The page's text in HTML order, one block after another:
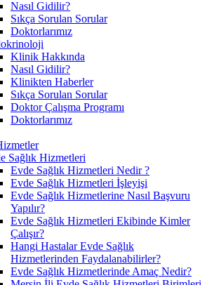
Nasıl Gidilir?
Sıkça Sorulan Sorular
Doktorlarımız
Klinik Hakkında
Nasıl Gidilir?
Klinikten Haberler
Sıkça Sorulan Sorular
Doktor Çalışma Programı
Doktorlarımız
Sağlık Hizmetleri
Evde Sağlık Hizmetleri Nedir ?
Evde Sağlık Hizmetleri İşleyişi
Evde Sağlık Hizmetlerine Nasıl Başvuru
Yapılır?
Evde Sağlık Hizmetleri Ekibinde Kimler
Çalışır?
Hangi Hastalar Evde Sağlık
Hizmetlerinden Faydalanabilirler?
Evde Sağlık Hizmetlerinde Amaç Nedir?